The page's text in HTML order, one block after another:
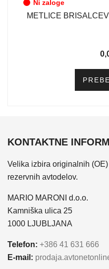
Ni zaloge
METLICE
KONTAKTNE
Velika izbira originalnih
rezervnih avtodelov.
MARIO MARONI d.o.o.
Kamniška ulica 25
1000 LJUBLJANA
Telefon: +386 41 631 666
E-mail: